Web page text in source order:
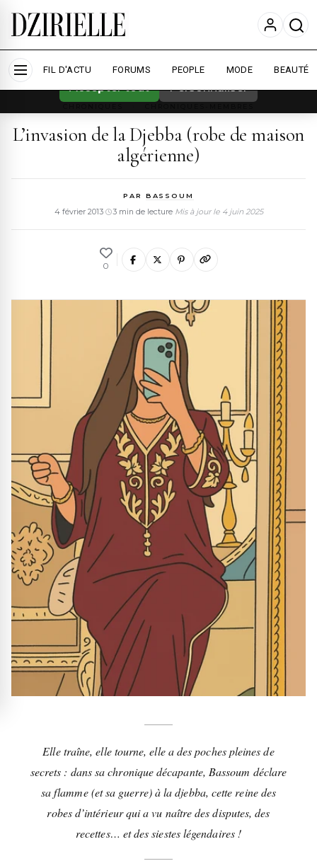
Nous utilisons des cookies pour améliorer
votre expérience et mesurer l'audience. En
Accepter tout Personnaliser
FIL D'ACTU FORUMS PEOPLE MODE BEAUTÉ
L’invasion de la Djebba (robe de maison
algérienne)
PAR BASSOUM
4 février 2013· 3 min de lecture·Mis à jour le 4 juin 2025
0
Elle traîne, elle tourne, elle a des poches pleines de
secrets : dans sa chronique décapante, Bassoum déclare
sa flamme (et sa guerre) à la djebba, cette reine des
robes d’intérieur qui a vu naître des disputes, des
recettes… et des siestes légendaires !